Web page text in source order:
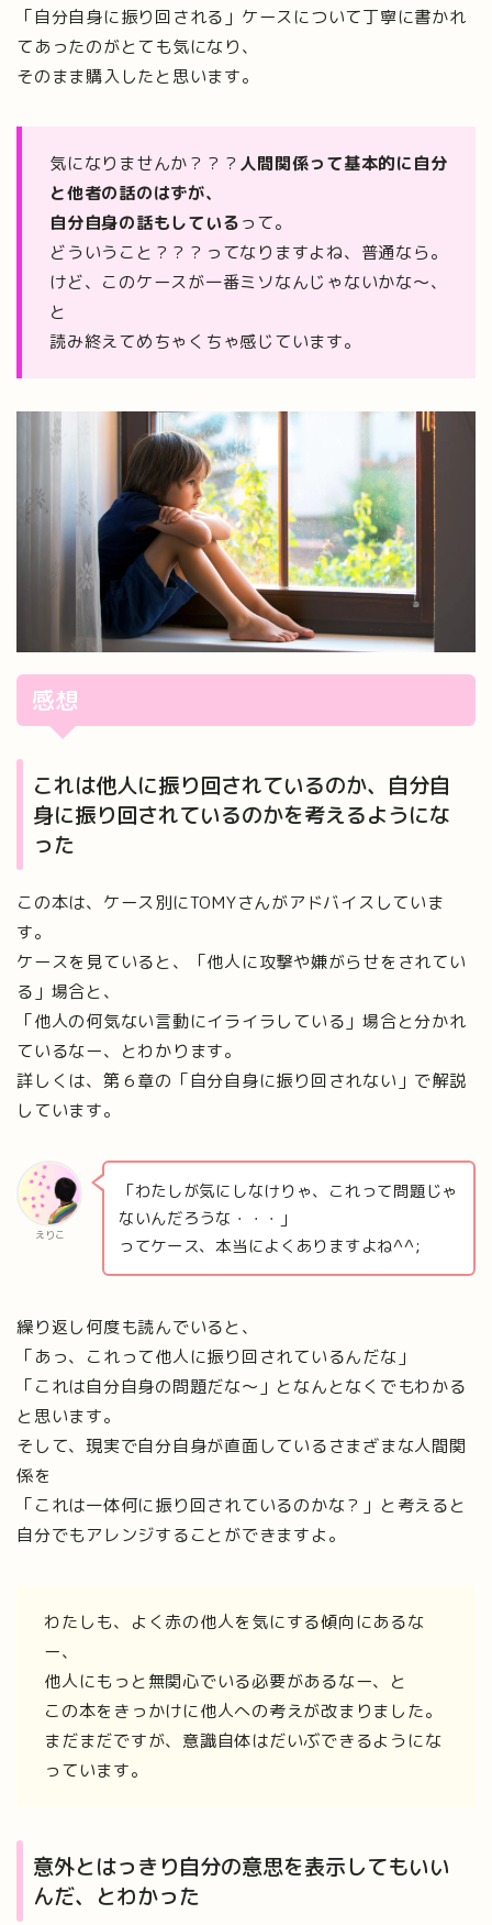
「自分自身に振り回される」ケースについて丁寧に書かれ
てあったのがとても気になり、
そのまま購入したと思います。
気になりませんか？？？ 人間関係って基本的に自分
と他者の話のはずが、
自分自身の話もしているって。
どういうこと？？？ってなりますよね、普通なら。
けど、このケースが一番ミソなんじゃないかな〜、
と
読み終えてめちゃくちゃ感じています。
感想
これは他人に振り回されているのか、自分自
身に振り回されているのかを考えるようにな
った
この本は、ケース別にTOMYさんがアドバイスしていま
す。
ケースを見ていると、「他人に攻撃や嫌がらせをされてい
る」場合と、
「他人の何気ない言動にイライラしている」場合と分かれ
ているなー、とわかります。
詳しくは、第６章の「自分自身に振り回されない」で解説
しています。
えりこ
「わたしが気にしなけりゃ、これって問題じゃ
ないんだろうな・・・」
ってケース、本当によくありますよね^^;
繰り返し何度も読んでいると、
「あっ、これって他人に振り回されているんだな」
「これは自分自身の問題だな〜」となんとなくでもわかる
と思います。
そして、現実で自分自身が直面しているさまざまな人間関
係を
「これは一体何に振り回されているのかな？」と考えると
自分でもアレンジすることができますよ。
わたしも、よく赤の他人を気にする傾向にあるな
ー、
他人にもっと無関心でいる必要があるなー、と
この本をきっかけに他人への考えが改まりました。
まだまだですが、意識自体はだいぶできるようにな
っています。
意外とはっきり自分の意思を表示してもいい
んだ、とわかった